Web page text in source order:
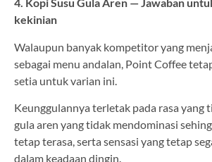
kekinian
Walaupun banyak kompetitor yang
sebagai menu andalan, Point Coffee
setia untuk varian ini.
Keunggulannya terletak pada rasa yang
gula aren yang tidak mendominasi
tetap terasa, serta sensasi yang tetap
dalam keadaan dingin.